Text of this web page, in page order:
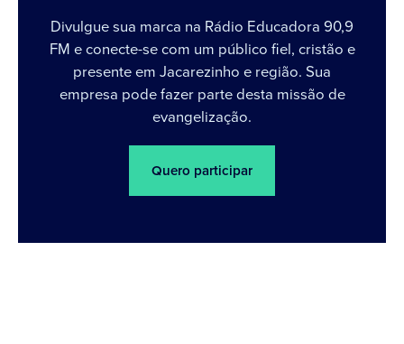
Divulgue sua marca na Rádio Educadora 90,9
FM e conecte-se com um público fiel, cristão e
presente em Jacarezinho e região. Sua
empresa pode fazer parte desta missão de
evangelização.
Quero participar